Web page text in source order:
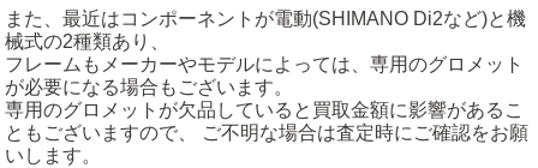
また、最近はコンポーネントが電動(SHIMANO Di2など)と機
械式の2種類あり、
フレームもメーカーやモデルによっては、専用のグロメット
が必要になる場合もございます。
専用のグロメットが欠品していると買取金額に影響があるこ
ともございますので、 ご不明な場合は査定時にご確認をお願
いします。